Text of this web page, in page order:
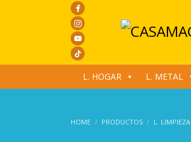
L. HOGAR L. METAL
HOME PRODUCTOS L. LIMPIEZA